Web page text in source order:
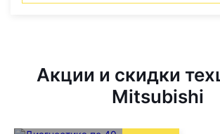
Акции и скидки
Mitsubishi